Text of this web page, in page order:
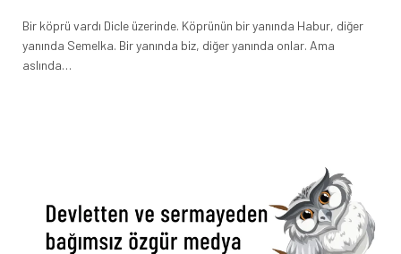
Bir köprü vardı Dicle üzerinde. Köprünün bir yanında Habur, diğer
yanında Semelka. Bir yanında biz, diğer yanında onlar. Ama
aslında…